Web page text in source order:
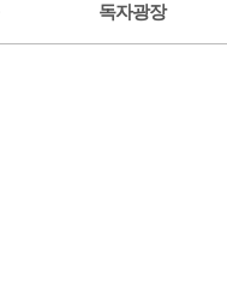
독자광장